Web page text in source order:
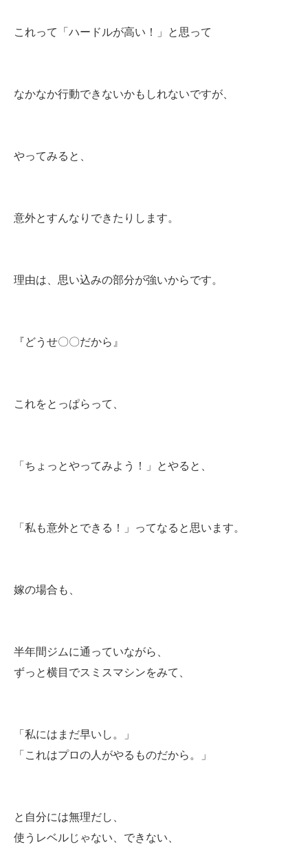
これって「ハードルが高い！」と思って
なかなか行動できないかもしれないですが、
やってみると、
意外とすんなりできたりします。
理由は、思い込みの部分が強いからです。
『どうせ〇〇だから』
これをとっぱらって、
「ちょっとやってみよう！」とやると、
「私も意外とできる！」ってなると思います。
嫁の場合も、
半年間ジムに通っていながら、
ずっと横目でスミスマシンをみて、
「私にはまだ早いし。」
「これはプロの人がやるものだから。」
と自分には無理だし、
使うレベルじゃない、できない、